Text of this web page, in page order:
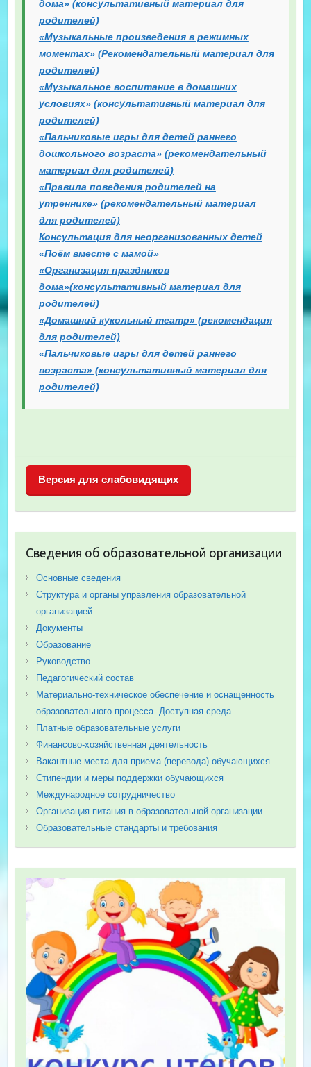
дома» (консультативный материал для
родителей)
«Музыкальные произведения в режимных
моментах» (Рекомендательный материал для
родителей)
«Музыкальное воспитание в домашних
условиях» (консультативный материал для
родителей)
«Пальчиковые игры для детей раннего
дошкольного возраста» (рекомендательный
материал для родителей)
«Правила поведения родителей на
утреннике» (рекомендательный материал
для родителей)
Консультация для неорганизованных детей
«Поём вместе с мамой»
«Организация праздников
дома»(консультативный материал для
родителей)
«Домашний кукольный театр» (рекомендация
для родителей)
«Пальчиковые игры для детей раннего
возраста» (консультативный материал для
родителей)
Версия для слабовидящих
Сведения об образовательной организации
Основные сведения
Структура и органы управления образовательной
организацией
Документы
Образование
Руководство
Педагогический состав
Материально-техническое обеспечение и оснащенность
образовательного процесса. Доступная среда
Платные образовательные услуги
Финансово-хозяйственная деятельность
Вакантные места для приема (перевода) обучающихся
Стипендии и меры поддержки обучающихся
Международное сотрудничество
Организация питания в образовательной организации
Образовательные стандарты и требования